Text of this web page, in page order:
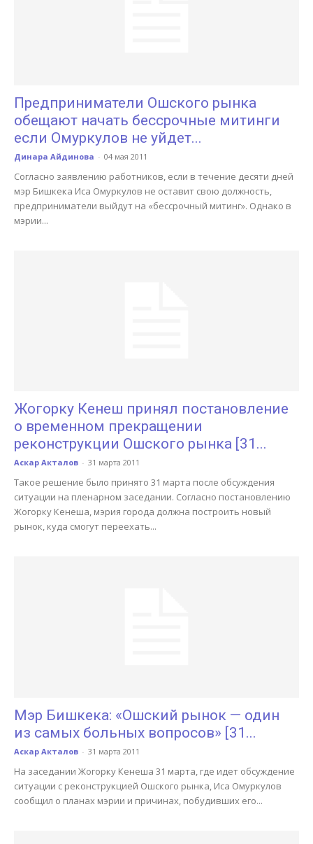
Предприниматели Ошского рынка
обещают начать бессрочные митинги
если Омуркулов не уйдет...
Динара Айдинова - 04 мая 2011
Согласно заявлению работников, если в течение десяти дней
мэр Бишкека Иса Омуркулов не оставит свою должность,
предприниматели выйдут на «бессрочный митинг». Однако в
мэрии...
Жогорку Кенеш принял постановление
о временном прекращении
реконструкции Ошского рынка [31...
Аскар Акталов - 31 марта 2011
Такое решение было принято 31 марта после обсуждения
ситуации на пленарном заседании. Согласно постановлению
Жогорку Кенеша, мэрия города должна построить новый
рынок, куда смогут переехать...
Мэр Бишкека: «Ошский рынок — один
из самых больных вопросов» [31...
Аскар Акталов - 31 марта 2011
На заседании Жогорку Кенеша 31 марта, где идет обсуждение
ситуации с реконструкцией Ошского рынка, Иса Омуркулов
сообщил о планах мэрии и причинах, побудивших его...